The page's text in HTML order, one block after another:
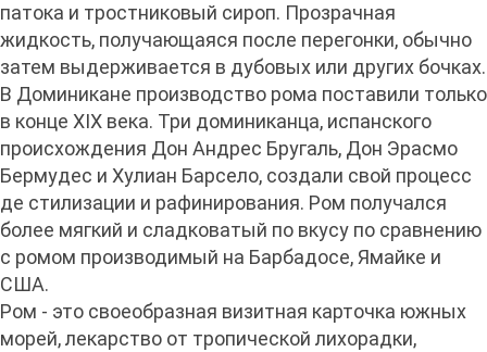
патока и тростниковый сироп. Прозрачная
жидкость, получающаяся после перегонки, обычно
затем выдерживается в дубовых или других бочках.
В Доминикане производство рома поставили только
в конце ХIX века. Три доминиканца, испанского
происхождения Дон Андрес Бругаль, Дон Эрасмо
Бермудес и Хулиан Барсело, создали свой процесс
де стилизации и рафинирования. Ром получался
более мягкий и сладковатый по вкусу по сравнению
с ромом производимый на Барбадосе, Ямайке и
США.
Ром - это своеобразная визитная карточка южных
морей, лекарство от тропической лихорадки,